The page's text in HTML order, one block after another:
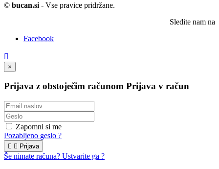
© bucan.si - Vse pravice pridržane.
Sledite nam na
Facebook

×
Prijava z obstoječim računom Prijava v račun
Zapomni si me
Pozabljeno geslo ?
  Prijava
Še nimate računa? Ustvarite ga ?